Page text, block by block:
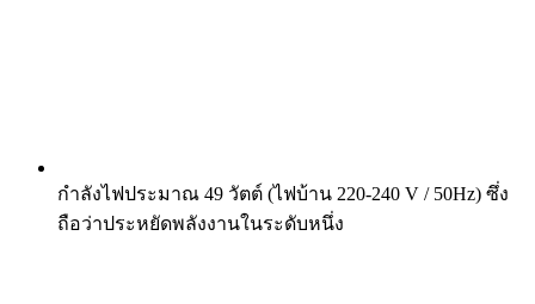
กำลังไฟประมาณ 49 วัตต์ (ไฟบ้าน 220-240 V / 50Hz) ซึ่ง
ถือว่าประหยัดพลังงานในระดับหนึ่ง